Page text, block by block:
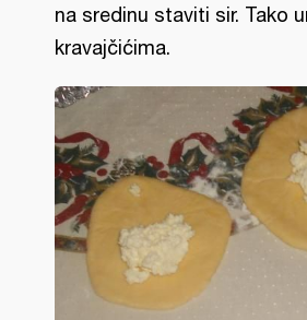
na sredinu staviti sir. Tako
kravajčićima.